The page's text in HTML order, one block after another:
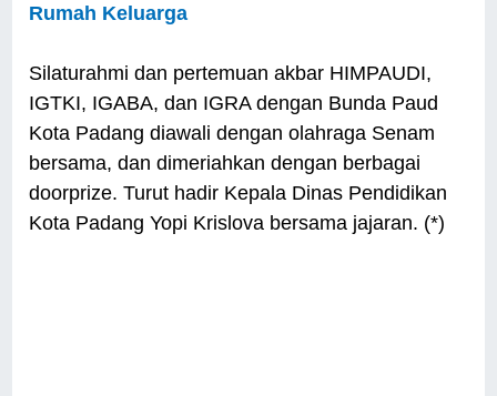
Rumah Keluarga
Silaturahmi dan pertemuan akbar HIMPAUDI,
IGTKI, IGABA, dan IGRA dengan Bunda Paud
Kota Padang diawali dengan olahraga Senam
bersama, dan dimeriahkan dengan berbagai
doorprize. Turut hadir Kepala Dinas Pendidikan
Kota Padang Yopi Krislova bersama jajaran. (*)